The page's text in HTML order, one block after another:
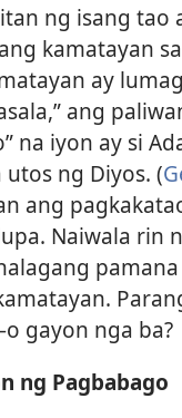
ng isang tao
kamatayan
ay
ang
na iyon ay si
ng Diyos. (
ang
Naiwala rin
gayon nga ba?
ng Pagbabago